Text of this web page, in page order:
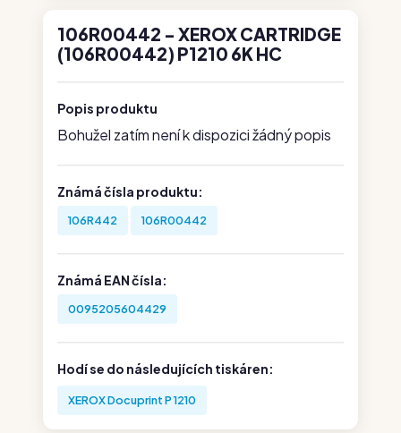
106R00442 - XEROX CARTRIDGE
(106R00442) P1210 6K HC
Popis produktu
Bohužel zatím není k dispozici žádný popis
Známá čísla produktu:
106R442 106R00442
Známá EAN čísla:
0095205604429
Hodí se do následujících tiskáren:
XEROX Docuprint P 1210